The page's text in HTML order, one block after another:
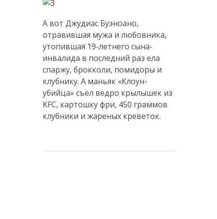
А вот Джудиас Буэноано,
отравившая мужа и любовника,
утопившая 19-летнего сына-
инвалида в последний раз ела
спаржу, брокколи, помидоры и
клубнику. А маньяк «Клоун-
убийца» съел ведро крылышек из
KFC, картошку фри, 450 граммов
клубники и жареных креветок.